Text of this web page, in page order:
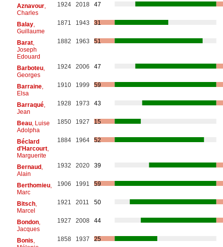
Aznavour,
Charles
1924 2018 47
Balay,
Guillaume
1871 1943 31
Barat,
Joseph
Edouard
1882 1963 51
Barboteu,
Georges
1924 2006 47
Barraine,
Elsa
1910 1999 59
Barraqué,
Jean
1928 1973 43
Beau, Luise
Adolpha
1850 1927 15
Béclard
d'Harcourt,
Marguerite
1884 1964 52
Bernaud,
Alain
1932 2020 39
Berthomieu,
Marc
1906 1991 59
Bitsch,
Marcel
1921 2011 50
Bondon,
Jacques
1927 2008 44
Bonis 1858 1937 25